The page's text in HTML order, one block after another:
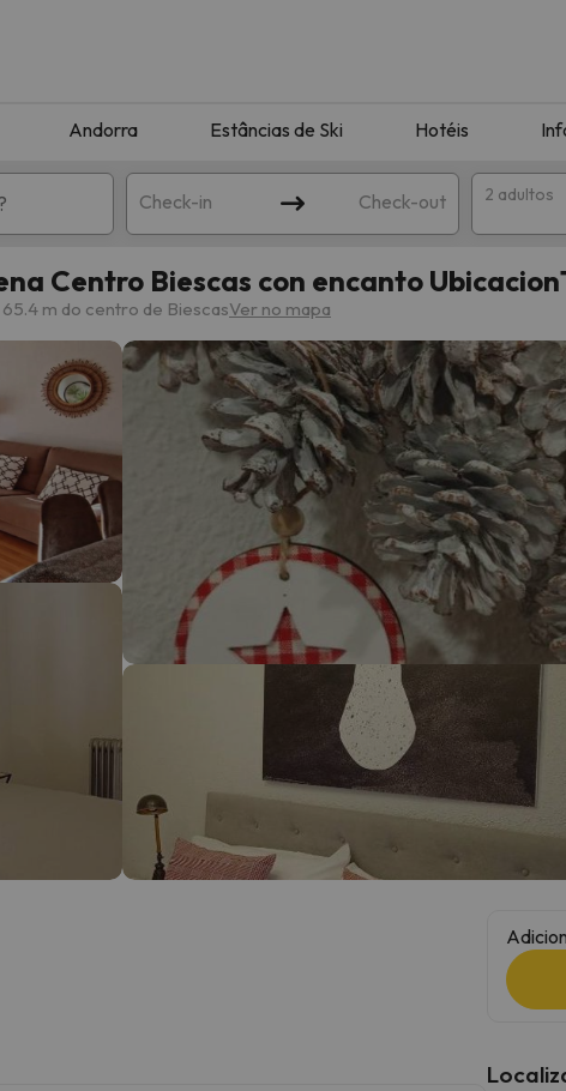
Andorra Estâncias de Ski Hotéis
Check-in Check-out 2 adultos
montanha
que corresponda à sua pesquisa. Tente modificar o destino.
o seu caminho. Assim que encontrar a sua bússola, estará de
Centro Biescas con encanto
65.4 m do centro de BiescasVer no mapa